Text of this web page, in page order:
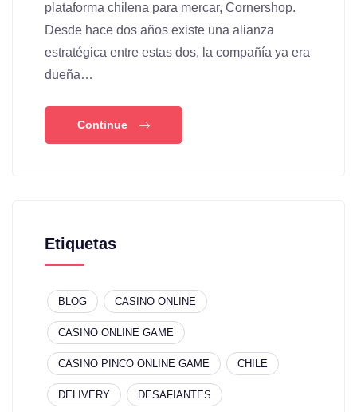
plataforma chilena para mercar, Cornershop.
Desde hace dos años existe una alianza
estratégica entre estas dos, la compañía ya era
dueña…
Continue
Etiquetas
BLOG CASINO ONLINE
CASINO ONLINE GAME
CASINO PINCO ONLINE GAME CHILE
DELIVERY DESAFIANTES